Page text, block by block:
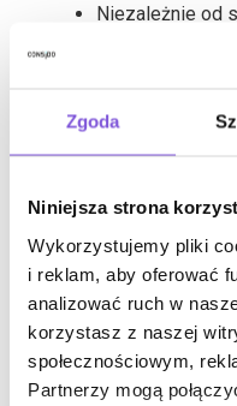
Zgoda
Niniejsza strona
Wykorzystujemy pliki
i reklam, aby oferować
analizować ruch w
korzystasz z naszej
społecznościowym,
Partnerzy mogą
Niezależnie od
Meble
pokoju